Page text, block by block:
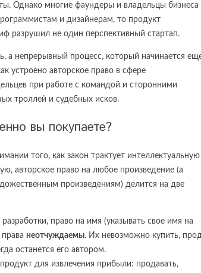
Однако многие фаундеры и владельцы бизнеса
и дизайнерам, то продукт
разрушил не один перспективный стартап.
а непрерывный процесс, который начинается
устроено авторское право в сфере
при работе с командой и сторонними
троллей и судебных исков.
вы покупаете?
того, как закон трактует интеллектуальную
авторское право на любое произведение (а
произведениям) делится на две
право на имя (указывать свое имя на
неотчуждаемы. Их невозможно купить,
останется его автором.
для извлечения прибыли: продавать,